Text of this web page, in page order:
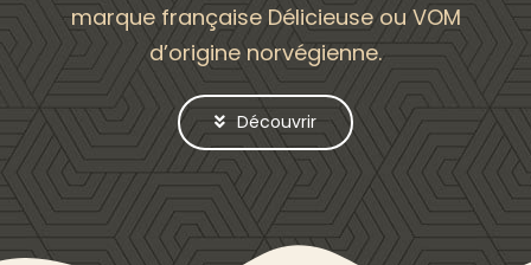
marque française Délicieuse ou VOM
d’origine norvégienne.
Découvrir